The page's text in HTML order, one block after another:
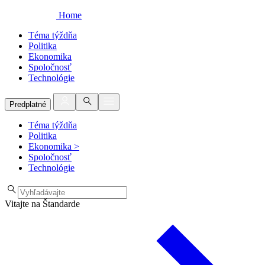
Home
Téma týždňa
Politika
Ekonomika
Spoločnosť
Technológie
Predplatné
Téma týždňa
Politika
Ekonomika >
Spoločnosť
Technológie
Vitajte na Štandarde